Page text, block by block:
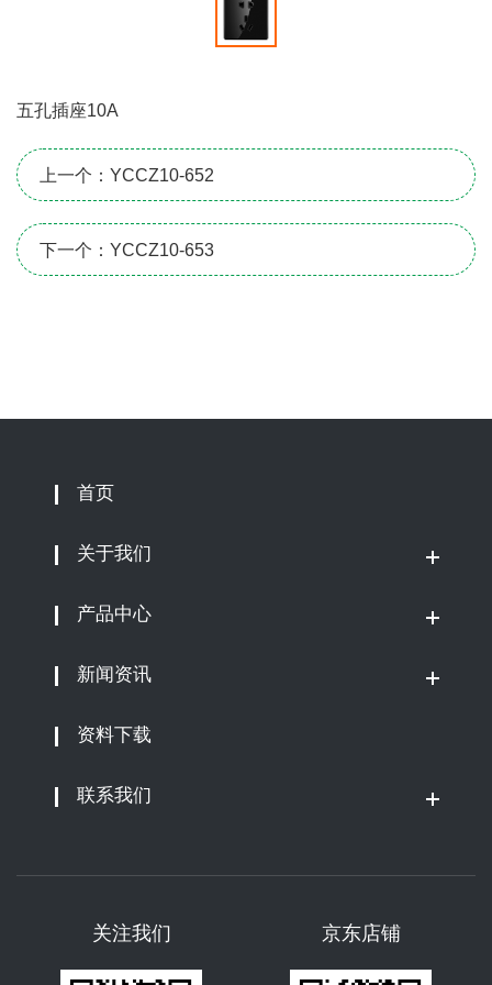
五孔插座10A
上一个：YCCZ10-652
下一个：YCCZ10-653
首页
关于我们
产品中心
新闻资讯
资料下载
联系我们
京东店铺
关注我们